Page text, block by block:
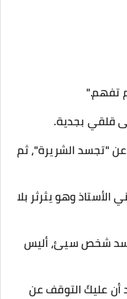
تفهم."
قلقي بجدية.
"تجسد الشريرة"، ثم
وهو يثرثر بلا
شخص سيئ، أليس
أن عليكَ التوقف عن